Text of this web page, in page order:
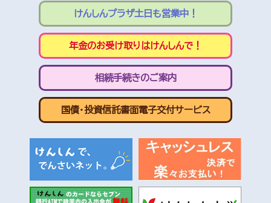
けんしんプラザ土日も営業中！
年金のお受け取りはけんしんで！
相続手続きのご案内
国債・投資信託書面電子交付サービス